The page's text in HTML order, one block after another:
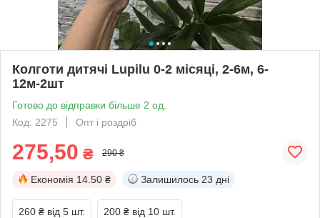
Колготи дитячі Lupilu 0-2 місяці, 2-6м, 6-
12м-2шт
Готово до відправки більше 2 од.
Код: 2275
Опт і роздріб
275,50 ₴ 290 ₴
Економія 14.50 ₴ Залишилось 23 дні
260 ₴ від 5 шт. 200 ₴ від 10 шт.